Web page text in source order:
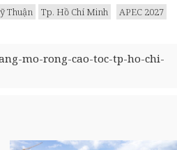
Thuận Tp. Hồ Chí Minh
APEC 2027
mo-rong-cao-toc-tp-ho-chi-